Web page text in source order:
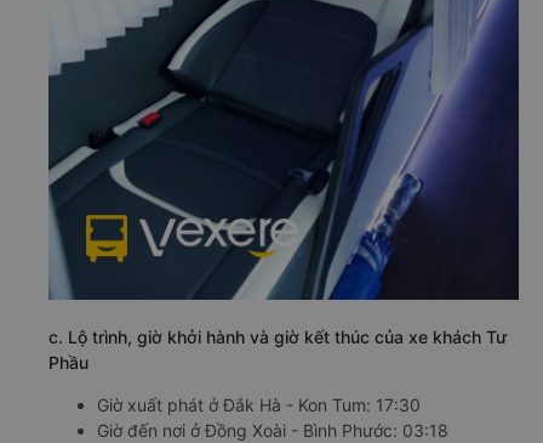
c. Lộ trình, giờ khởi hành và giờ kết thúc của xe khách Tư
Phầu
Giờ xuất phát ở Đắk Hà - Kon Tum: 17:30
Giờ đến nơi ở Đồng Xoài - Bình Phước: 03:18